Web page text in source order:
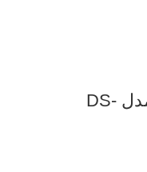
دوربین مداربسته هایک‌ویژن مدل DS-